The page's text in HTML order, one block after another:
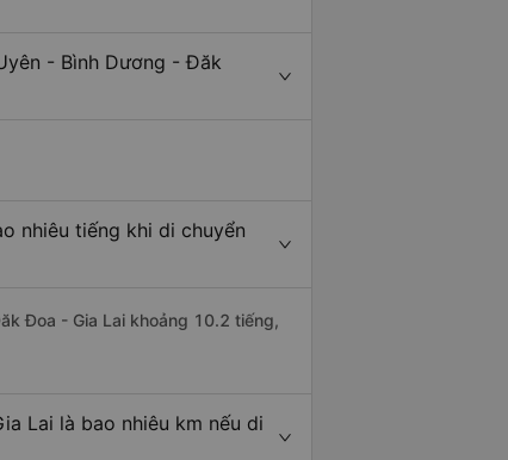
- Bình Dương - Đăk
nhiêu tiếng khi di chuyển
Đoa - Gia Lai khoảng 10.2 tiếng,
Lai là bao nhiêu km nếu di